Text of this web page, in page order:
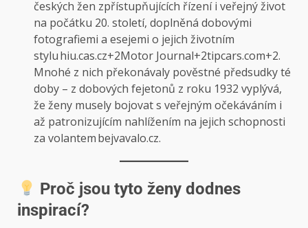
českých žen zpřístupňujících řízení i veřejný život
na počátku 20. století, doplněná dobovými
fotografiemi a esejemi o jejich životním
styluhiu.cas.cz+2Motor Journal+2tipcars.com+2.
Mnohé z nich překonávaly pověstné předsudky té
doby – z dobových fejetonů z roku 1932 vyplývá,
že ženy musely bojovat s veřejným očekáváním i
až patronizujícím nahlížením na jejich schopnosti
za volantembejvavalo.cz.
Proč jsou tyto ženy dodnes
inspirací?